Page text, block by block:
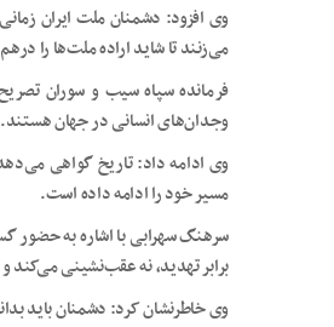
وی افزود: دشمنان ملت ایران
می‌زنند تا شاید اراده ملت‌ها را
فرمانده سپاه سیب و سوران
وجدان‌های انسانی در جهان هستند.
وی ادامه داد: تاریخ گواهی
مسیر خود را ادامه داده است.
سرهنگ سهرابی با اشاره به حضور
برابر تهدید، نه عقب‌نشینی می‌کند
وی خاطرنشان کرد: دشمنان باید